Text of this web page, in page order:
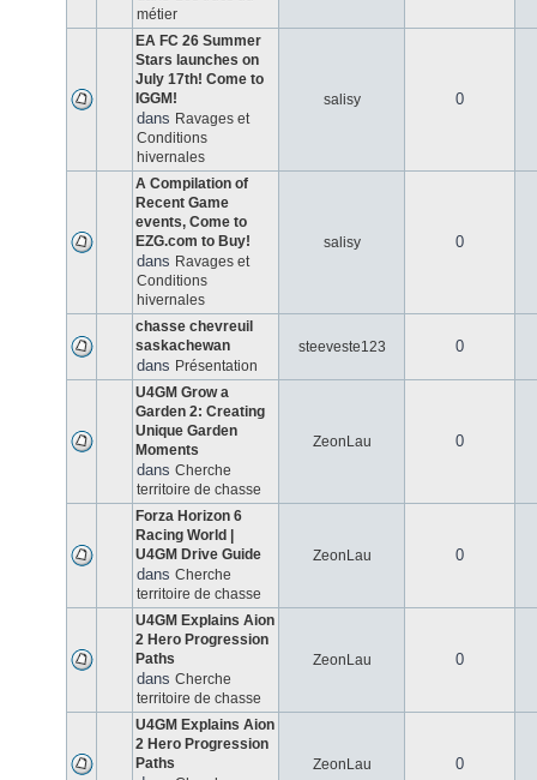
métier
EA FC 26 Summer
Stars launches on
July 17th! Come to
IGGM!
dans Ravages et
Conditions
hivernales
salisy 0
A Compilation of
Recent Game
events, Come to
EZG.com to Buy!
dans Ravages et
Conditions
hivernales
salisy 0
chasse chevreuil
saskachewan
dans Présentation
steeveste123 0
U4GM Grow a
Garden 2: Creating
Unique Garden
Moments
dans Cherche
territoire de chasse
ZeonLau 0
Forza Horizon 6
Racing World |
U4GM Drive Guide
dans Cherche
territoire de chasse
ZeonLau 0
U4GM Explains Aion
2 Hero Progression
Paths
dans Cherche
territoire de chasse
ZeonLau 0
U4GM Explains Aion
2 Hero Progression
Paths
ZeonLau 0